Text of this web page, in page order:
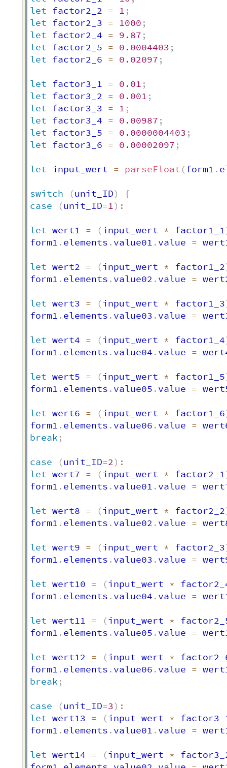
let factor2_2 = 1 ;
let factor2_3 = 1000 ;
let factor2_4 = 9.87 ;
let factor2_5 = 0.0004403 ;
let factor2_6 = 0.02097 ;
let factor3_1 = 0.01 ;
let factor3_2 = 0.001 ;
let factor3_3 = 1 ;
let factor3_4 = 0.00987 ;
let factor3_5 = 0.0000004403 ;
let factor3_6 = 0.00002097 ;
let input_wert = parseFloat (form1 .
switch (unit_ID)
{
case
(unit_ID=1) :
let wert1 = (input_wert * factor1_1
form1 . elements . value01 . value =
let wert2 = (input_wert * factor1_2
form1 . elements . value02 . value =
let wert3 = (input_wert * factor1_3
form1 . elements . value03 . value =
let wert4 = (input_wert * factor1_4
form1 . elements . value04 . value =
let wert5 = (input_wert * factor1_5
form1 . elements . value05 . value =
let wert6 = (input_wert * factor1_6
form1 . elements . value06 . value =
break ;
case (unit_ID=2) :
let wert7 = (input_wert * factor2_1
form1 . elements . value01 . value =
let wert8 = (input_wert * factor2_2
form1 . elements . value02 . value =
let wert9 = (input_wert * factor2_3
form1 . elements . value03 . value =
let wert10 = (input_wert *
form1 . elements . value04 . value =
let wert11 = (input_wert *
form1 . elements . value05 . value =
let wert12 = (input_wert *
form1 . elements . value06 . value =
break ;
case (unit_ID=3) :
let wert13 = (input_wert *
form1 . elements . value01 . value =
let wert14 = (input_wert *